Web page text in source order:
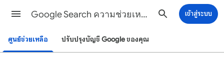
Google Search ความช่วยเหลือ เข้าสู่ระบบ
ศูนย์ช่วยเหลือ ปรับปรุงบัญชี Google ของคุณ